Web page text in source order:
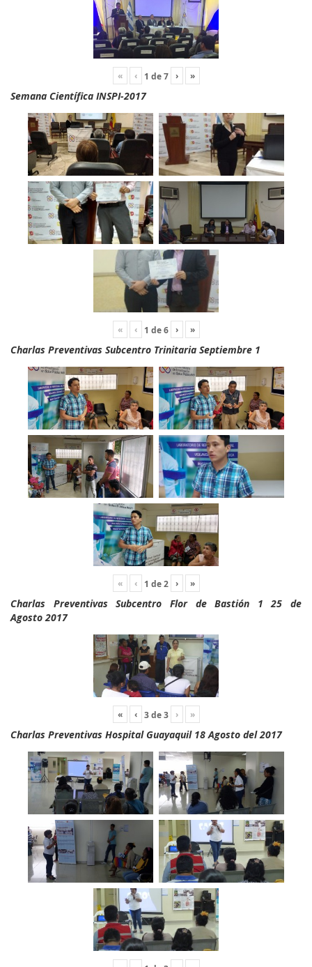
« ‹ 1 de7 › »
Semana Científica INSPI-2017
« ‹ 1 de6 › »
Charlas Preventivas Subcentro Trinitaria Septiembre 1
« ‹ 1 de2 › »
Charlas Preventivas Subcentro Flor de Bastión 1 25 de
Agosto 2017
« ‹ 3de3 › »
Charlas Preventivas Hospital Guayaquil 18 Agosto del 2017